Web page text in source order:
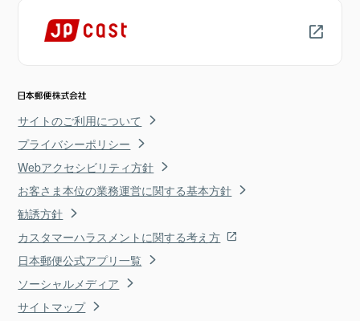
サイトのご利用について
プライバシーポリシー
Webアクセシビリティ方針
お客さま本位の業務運営に関する基本方針
勧誘方針
カスタマーハラスメントに関する考え方
日本郵便公式アプリ一覧
ソーシャルメディア
サイトマップ